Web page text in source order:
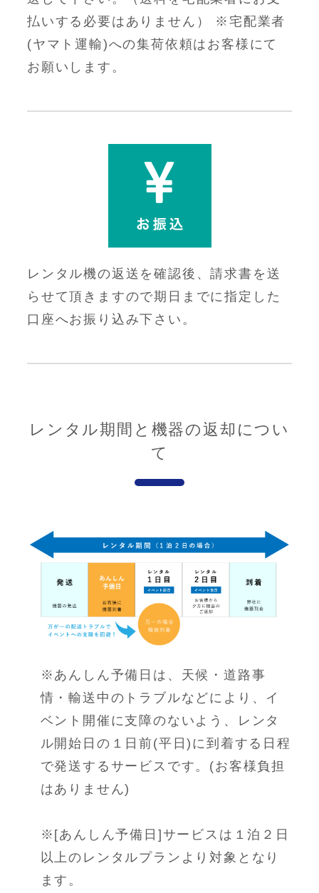
払いする必要はありません） ※宅配業者
(ヤマト運輸)への集荷依頼はお客様にて
お願いします。
レンタル機の返送を確認後、請求書を送
らせて頂きますので期日までに指定した
口座へお振り込み下さい。
レンタル期間と機器の返却につい
て
※あんしん予備日は、天候・道路事
情・輸送中のトラブルなどにより、イ
ベント開催に支障のないよう、
レンタ
ル開始日の１日前(平日)に到着する日程
で発送するサービスです。(お客様負担
はありません)
※[あんしん予備日]サービスは１泊２日
以上のレンタルプランより対象となり
ます。